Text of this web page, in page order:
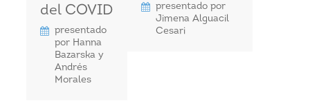
del COVID
presentado
por Hanna
Bazarska y
Andrés
Morales
presentado por
Jimena Alguacil
Cesari